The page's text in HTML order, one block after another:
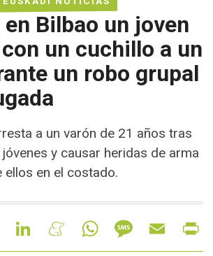
Bilbao un joven
un cuchillo a un
un robo grupal
a un varón de 21 años tras
y causar heridas de arma
ellos en el costado.
LinkedIn MeneameWhatsAppMessageEmail